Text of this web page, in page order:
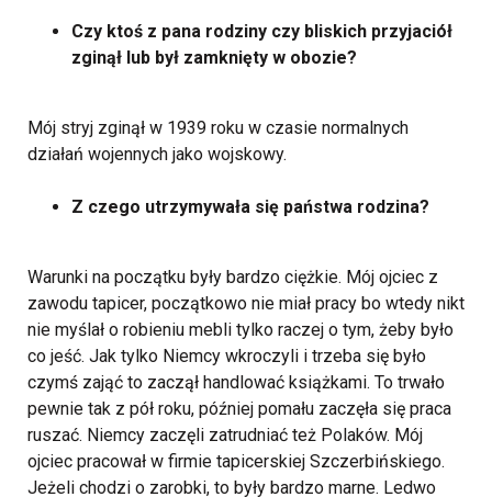
Czy ktoś z pana rodziny czy bliskich przyjaciół
zginął lub był zamknięty w obozie?
Mój stryj zginął w 1939 roku w czasie normalnych
działań wojennych jako wojskowy.
Z czego utrzymywała się państwa rodzina?
Warunki na początku były bardzo ciężkie. Mój ojciec z
zawodu tapicer, początkowo nie miał pracy bo wtedy nikt
nie myślał o robieniu mebli tylko raczej o tym, żeby było
co jeść. Jak tylko Niemcy wkroczyli i trzeba się było
czymś zająć to zaczął handlować książkami. To trwało
pewnie tak z pół roku, później pomału zaczęła się praca
ruszać. Niemcy zaczęli zatrudniać też Polaków. Mój
ojciec pracował w firmie tapicerskiej Szczerbińskiego.
Jeżeli chodzi o zarobki, to były bardzo marne. Ledwo